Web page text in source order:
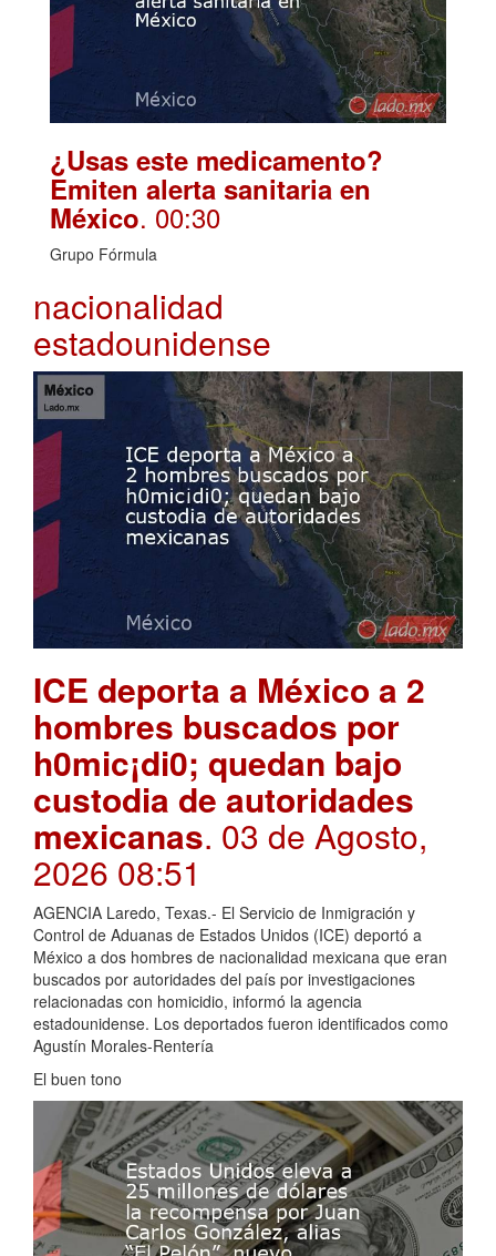
¿Usas este medicamento?
Emiten alerta sanitaria en
México. 00:30
Grupo Fórmula
nacionalidad
estadounidense
ICE deporta a México a 2
hombres buscados por
h0mic¡di0; quedan bajo
custodia de autoridades
mexicanas. 03 de Agosto,
2026 08:51
AGENCIA Laredo, Texas.- El Servicio de Inmigración y
Control de Aduanas de Estados Unidos (ICE) deportó a
México a dos hombres de nacionalidad mexicana que eran
buscados por autoridades del país por investigaciones
relacionadas con homicidio, informó la agencia
estadounidense. Los deportados fueron identificados como
Agustín Morales-Rentería
El buen tono